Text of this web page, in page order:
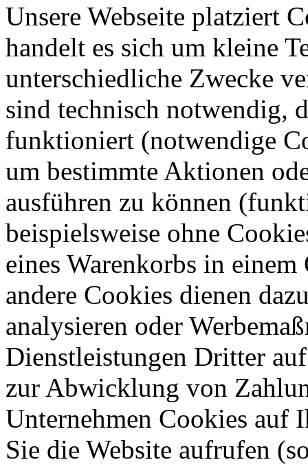
Unsere Webseite platziert
handelt es sich um kleine
unterschiedliche Zwecke
sind technisch notwendig,
funktioniert (notwendige
um bestimmte Aktionen
ausführen zu können
beispielsweise ohne
eines Warenkorbs in
andere Cookies dienen
analysieren oder
Dienstleistungen Dritter
zur Abwicklung von
Unternehmen Cookies auf
Sie die Website aufrufen